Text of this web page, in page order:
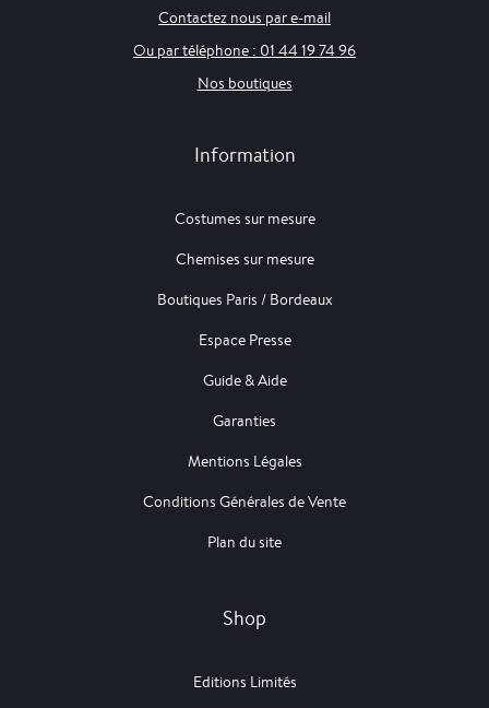
Contactez nous par e-mail
Ou par téléphone : 01 44 19 74 96
Nos boutiques
Information
Costumes sur mesure
Chemises sur mesure
Boutiques Paris / Bordeaux
Espace Presse
Guide & Aide
Garanties
Mentions Légales
Conditions Générales de Vente
Plan du site
Shop
Editions Limités